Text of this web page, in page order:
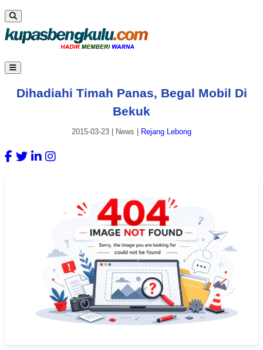
Dihadiahi Timah Panas, Begal Mobil Di
Bekuk
2015-03-23 News Rejang Lebong